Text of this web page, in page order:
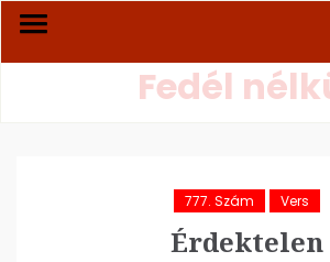
Fedél
777. Szám Vers
Érdektelen